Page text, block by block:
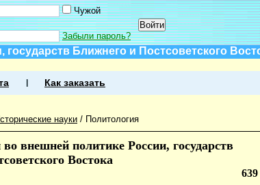
Чужой
Забыли пароль?
Ближнего и Постсоветского
Как заказать
науки / Политология
внешней политике России, государств
Востока